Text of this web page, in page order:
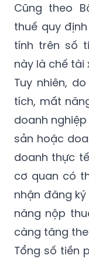
Cũng theo
thuế quy
tính trên số
này là chế tài
Tuy nhiên,
tích, mất
doanh
sản hoặc
doanh thực
cơ quan có
nhận đăng
năng nộp
càng tăng
Tổng số tiền